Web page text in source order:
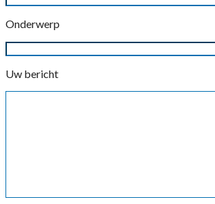
Onderwerp
Uw bericht